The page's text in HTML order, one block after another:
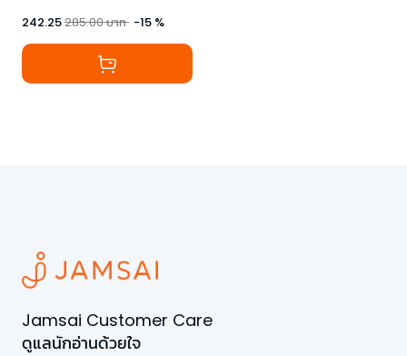
242.25285.00บาท -15 %
Jamsai Customer Care
ดูแลนักอ่านด้วยใจ